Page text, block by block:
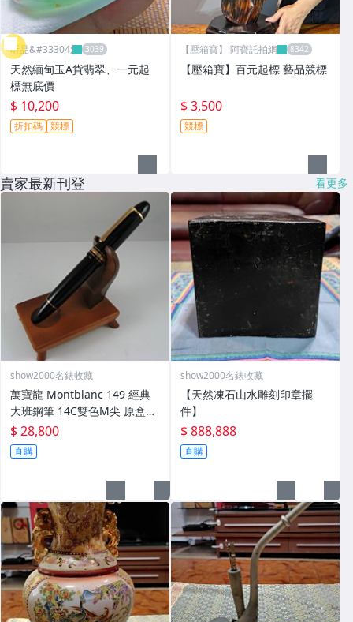
昕品&#33304;
天然緬甸玉A貨翡翠、一元起
標無底價
$ 10,200
折扣碼 競標
【壓箱寶】 阿寶託拍網
【壓箱寶】百元起標 藝品競標
$ 3,500
競標
賣家最新刊登 看更多
show2000名錶收藏
萬寶龍 Montblanc 149 經典
大班鋼筆 14C雙色M尖 原盒保
卡 德國製
$ 28,800
直購
show2000名錶收藏
【天然凍石山水雕刻印章擺
件】
$ 888,888
直購